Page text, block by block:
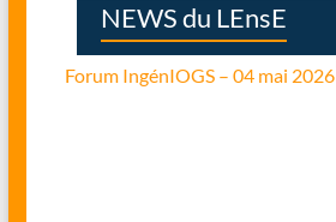
NEWS du LEnsE
Forum IngénIOGS – 04 mai 2026